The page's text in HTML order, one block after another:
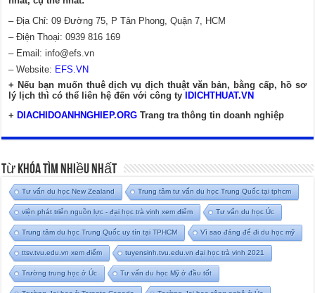
– Địa Chỉ: 09 Đường 75, P Tân Phong, Quận 7, HCM
– Điện Thoại: 0939 816 169
– Email:info@efs.vn
– Website: EFS.VN
+ Nếu bạn muốn thuê dịch vụ dịch thuật văn bản, bằng cấp, hồ sơ
lý lịch thì có thể liên hệ đến với công ty
IDICHTHUAT.VN
+ DIACHIDOANHNGHIEP.ORG Trang tra thông tin doanh nghiệp
Từ Khóa Tìm Nhiều Nhất
Tư vấn du học New Zealand Trung tâm tư vấn du học Trung Quốc tại tphcm
viện phát triển nguồn lực - đại học trà vinh xem điểm Tư vấn du học Úc
Trung tâm du học Trung Quốc uy tín tại TPHCM Vì sao đáng để đi du học mỹ
ttsv.tvu.edu.vn xem điểm tuyensinh.tvu.edu.vn đại học trà vinh 2021
Trường trung học ở Úc Tư vấn du học Mỹ ở đầu tốt